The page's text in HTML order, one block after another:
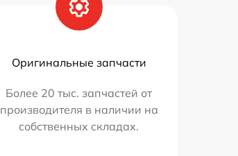
Оригинальные запчасти
Более 20 тыс. запчастей от
производителя в наличии на
собственных складах.